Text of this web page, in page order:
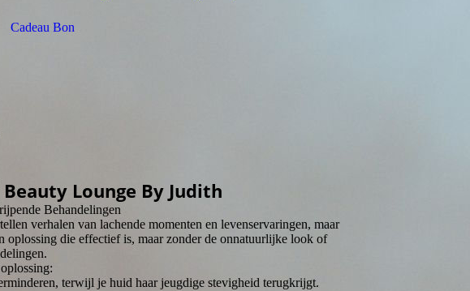
Cadeau Bon
Lounge By Judith
Behandelingen
verhalen van lachende momenten en levenservaringen, maar
oplossing die effectief is, maar zonder de onnatuurlijke look of
terwijl je huid haar jeugdige stevigheid terugkrijgt.